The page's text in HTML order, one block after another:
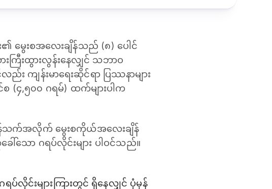
လီယွိုက်ဒိုးဆစ် ပြင်းထန်
and
8
— CLL
pleased to
the...
HEALTH is delighted to
မွေးစအလေးချိန်သည် (၈) ပေါင်
ကြီးထွားလွန်းနေလျှင် သဘာဝ
ကျန်းမာရေးဆိုင်ရာ ပြဿနာများ
(၄,၅၀၀ ဂရမ်) ထက်များပါက
က်အလိုက် မွေးစကိုယ်အလေးချိန်
ေါ်သော ဂရပ်လိုင်းများ ပါဝင်သည်။
ဂရပ်လိုင်းများကြားတွင် ရှိနေလျှင် ပုံမှန်